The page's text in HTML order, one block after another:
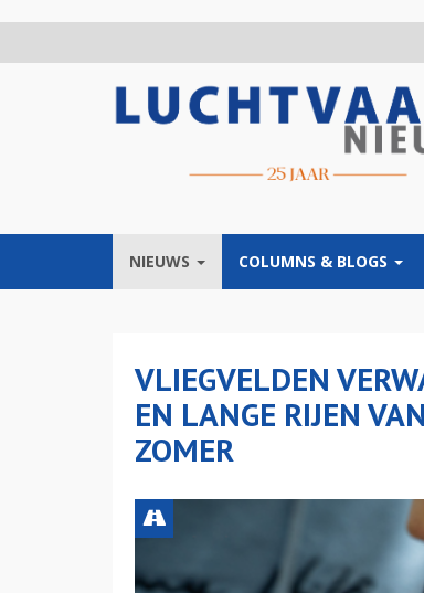
NIEUWS COLUMNS & BLOGS
VLIEGVELDEN
EN LANGE RIJEN
ZOMER